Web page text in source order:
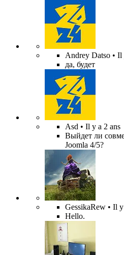
Andrey Datso • Il
да, будет
Asd • Il y a 2 ans
Выйдет ли
Joomla 4/5?
GessikaRew • Il
Hello.